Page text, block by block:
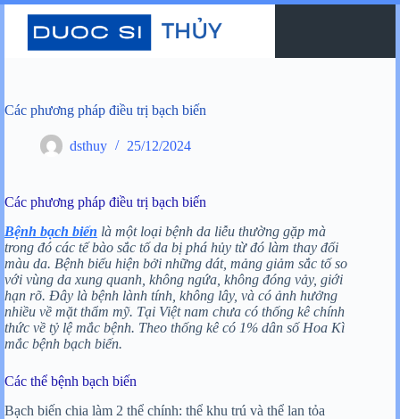
Chuyển
Các phương pháp điều trị bạch biến
dsthuy 25/12/2024
Các phương pháp điều trị bạch biến
Bệnh bạch biến là một loại bệnh da liễu thường gặp mà
trong đó các tế bào sắc tố da bị phá hủy từ đó làm thay đổi
màu da. Bệnh biểu hiện bởi những dát, mảng giảm sắc tố so
với vùng da xung quanh, không ngứa, không đóng vảy, giới
hạn rõ. Đây là bệnh lành tính, không lây, và có ảnh hưởng
nhiều về mặt thẩm mỹ. Tại Việt nam chưa có thống kê chính
thức về tỷ lệ mắc bệnh. Theo thống kê có 1% dân số Hoa Kì
mắc bệnh bạch biến.
Các thể bệnh bạch biến
Bạch biến chia làm 2 thể chính: thể khu trú và thể lan tỏa